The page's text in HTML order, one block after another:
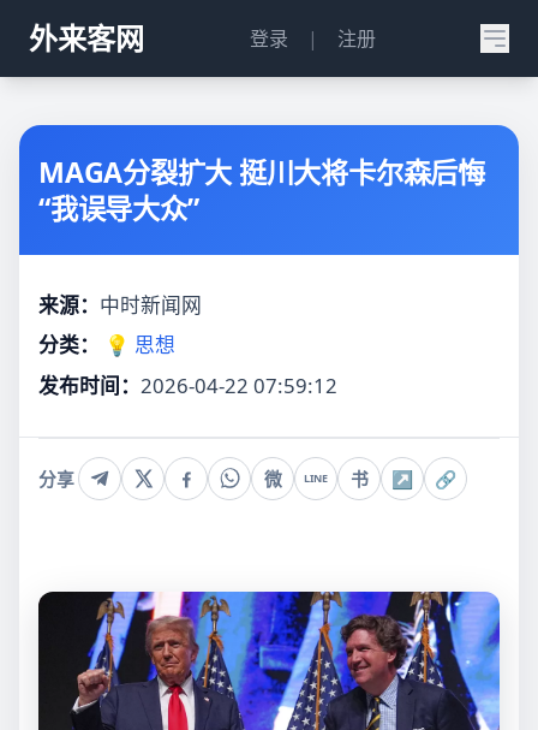
外来客网 登录 | 注册
MAGA分裂扩大 挺川大将卡尔森后悔
“我误导大众”
来源： 中时新闻网
分类：
💡 思想
发布时间： 2026-04-22 07:59:12
分享 微 LINE 书 ↗ 🔗